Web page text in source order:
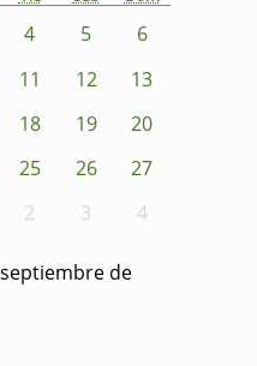
4 5
6
11 12
13
18 19
20
25 26
27
2 3 4
de